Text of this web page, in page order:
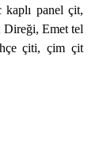
panel çit,
Emet tel
çiti, çim çit